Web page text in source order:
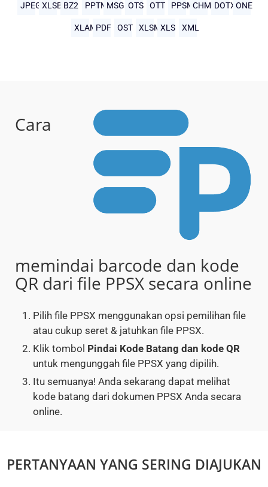
JPEG XLSB BZ2 PPTMMSG OTS OTT PPSMCHM DOTX ONE
XLAMPDF OST XLSMXLS XML
Cara
memindai barcode dan kode
QR dari file PPSX secara online
Pilih file PPSX menggunakan opsi pemilihan file
atau cukup seret & jatuhkan file PPSX.
Klik tombol Pindai Kode Batang dan kode QR
untuk mengunggah file PPSX yang dipilih.
Itu semuanya! Anda sekarang dapat melihat
kode batang dari dokumen PPSX Anda secara
online.
PERTANYAAN YANG SERING DIAJUKAN